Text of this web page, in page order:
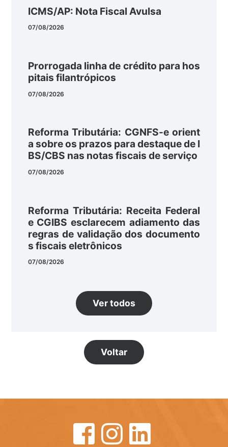
ICMS/AP: Nota Fiscal Avulsa
07/08/2026
Prorrogada linha de crédito para hos
pitais filantrópicos
07/08/2026
Reforma Tributária: CGNFS-e orient
a sobre os prazos para destaque de I
BS/CBS nas notas fiscais de serviço
07/08/2026
Reforma Tributária: Receita Federal
e CGIBS esclarecem adiamento das
regras de validação dos documento
s fiscais eletrônicos
07/08/2026
Ver todos
Voltar